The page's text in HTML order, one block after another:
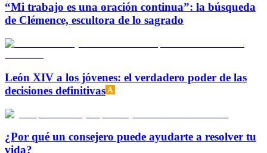
“Mi trabajo es una oración continua”: la búsqueda
de Clémence, escultora de lo sagrado
León XIV a los jóvenes: el verdadero poder de las
decisiones definitivas
¿Por qué un consejero puede ayudarte a resolver tu
vida?